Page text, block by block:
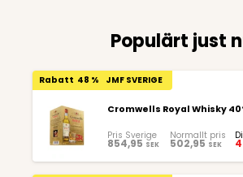
Populärt just
Rabatt 48 % JMF SVERIGE
Cromwells Royal Whisky
Pris Sverige
854,95 SEK
Normallt pris
502,95 SEK